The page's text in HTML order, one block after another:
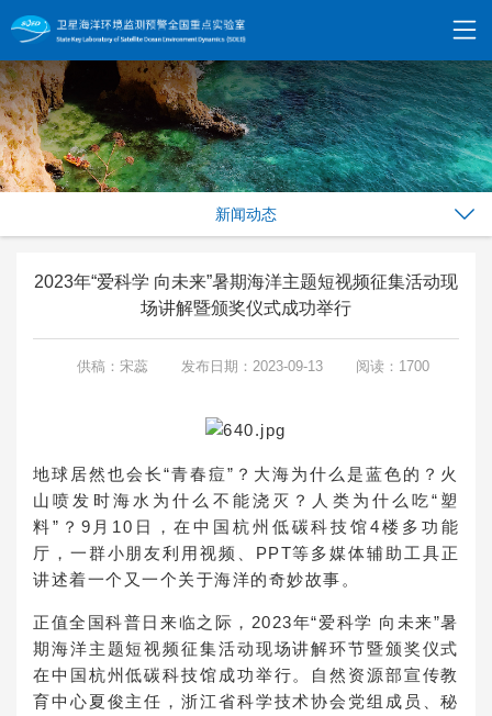
新闻动态
2023年“爱科学 向未来”暑期海洋主题短视频征集活动现
场讲解暨颁奖仪式成功举行
供稿：宋蕊 发布日期：2023-09-13 阅读：1700
地球居然也会长“青春痘”？大海为什么是蓝色的？火
山喷发时海水为什么不能浇灭？人类为什么吃“塑
料”？9月10日，在中国杭州低碳科技馆4楼多功能
厅，一群小朋友利用视频、PPT等多媒体辅助工具正
讲述着一个又一个关于海洋的奇妙故事。
正值全国科普日来临之际，2023年“爱科学 向未来”暑
期海洋主题短视频征集活动现场讲解环节暨颁奖仪式
在中国杭州低碳科技馆成功举行。自然资源部宣传教
育中心夏俊主任，浙江省科学技术协会党组成员、秘